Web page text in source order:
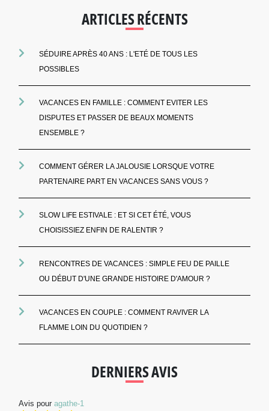
ARTICLES RÉCENTS
SÉDUIRE APRÈS 40 ANS : L'ETÉ DE TOUS LES
POSSIBLES
VACANCES EN FAMILLE : COMMENT EVITER LES
DISPUTES ET PASSER DE BEAUX MOMENTS
ENSEMBLE ?
COMMENT GÉRER LA JALOUSIE LORSQUE VOTRE
PARTENAIRE PART EN VACANCES SANS VOUS ?
SLOW LIFE ESTIVALE : ET SI CET ÉTÉ, VOUS
CHOISISSIEZ ENFIN DE RALENTIR ?
RENCONTRES DE VACANCES : SIMPLE FEU DE PAILLE
OU DÉBUT D'UNE GRANDE HISTOIRE D'AMOUR ?
VACANCES EN COUPLE : COMMENT RAVIVER LA
FLAMME LOIN DU QUOTIDIEN ?
DERNIERS AVIS
Avis pour agathe-1